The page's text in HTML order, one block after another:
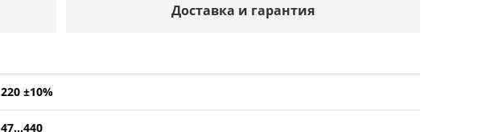
Доставка и гарантия
220 ±10%
47...440